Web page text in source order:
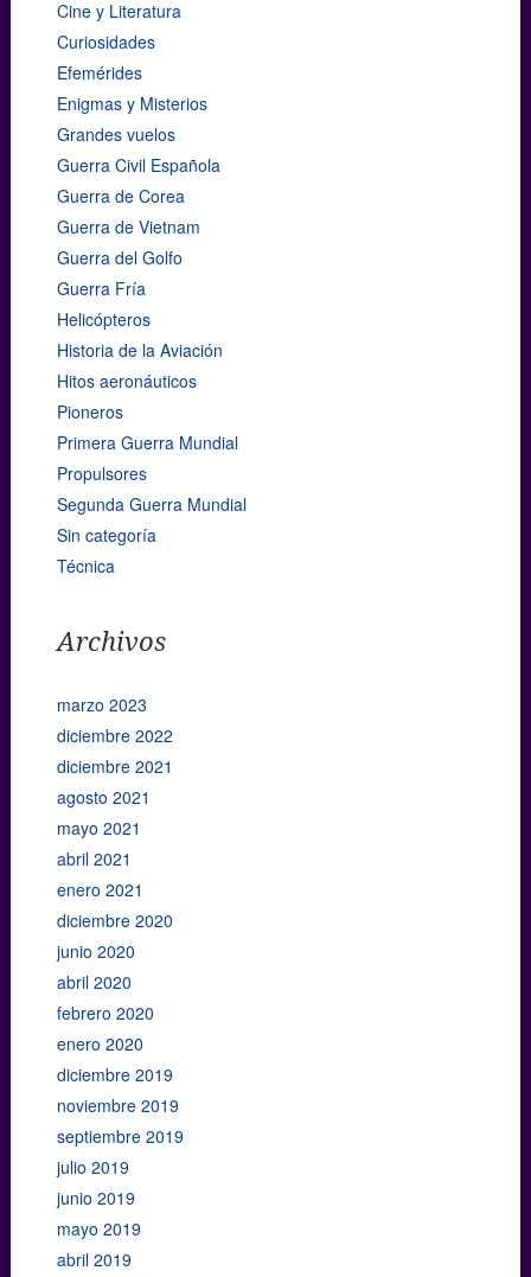
Cine y Literatura
Curiosidades
Efemérides
Enigmas y Misterios
Grandes vuelos
Guerra Civil Española
Guerra de Corea
Guerra de Vietnam
Guerra del Golfo
Guerra Fría
Helicópteros
Historia de la Aviación
Hitos aeronáuticos
Pioneros
Primera Guerra Mundial
Propulsores
Segunda Guerra Mundial
Sin categoría
Técnica
Archivos
marzo 2023
diciembre 2022
diciembre 2021
agosto 2021
mayo 2021
abril 2021
enero 2021
diciembre 2020
junio 2020
abril 2020
febrero 2020
enero 2020
diciembre 2019
noviembre 2019
septiembre 2019
julio 2019
junio 2019
mayo 2019
abril 2019